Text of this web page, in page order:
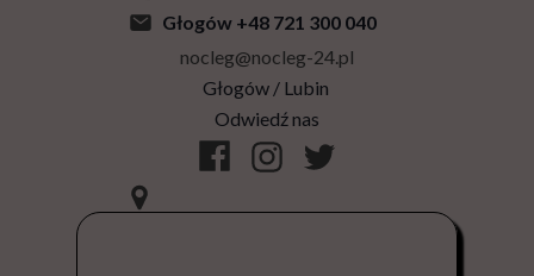
Głogów +48 721 300 040
nocleg@nocleg-24.pl
Głogów / Lubin
Odwiedź nas